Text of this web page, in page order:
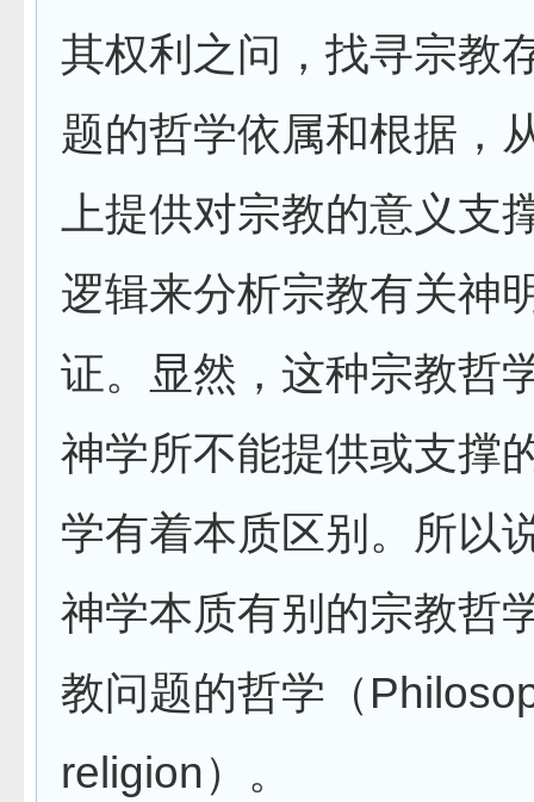
其权利之问，找寻宗教
题的哲学依属和根据，
上提供对宗教的意义支
逻辑来分析宗教有关神
证。显然，这种宗教哲
神学所不能提供或支撑
学有着本质区别。所以
神学本质有别的宗教哲
教问题的哲学（
religion）。